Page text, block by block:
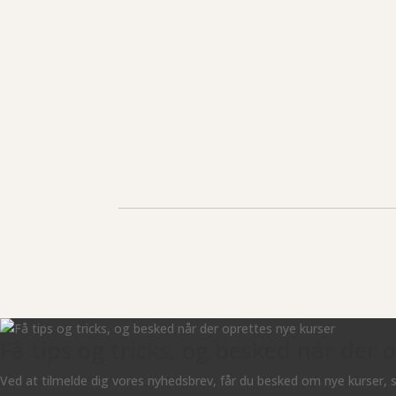
Ved at tilmelde dig vores nyhedsbrev, får du besked om nye